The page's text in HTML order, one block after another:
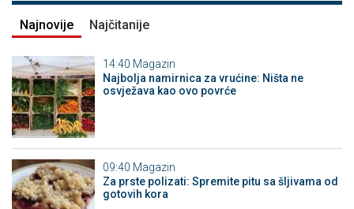
Najnovije Najčitanije
14:40 Magazin
Najbolja namirnica za vrućine: Ništa ne
osvježava kao ovo povrće
09:40 Magazin
Za prste polizati: Spremite pitu sa šljivama od
gotovih kora